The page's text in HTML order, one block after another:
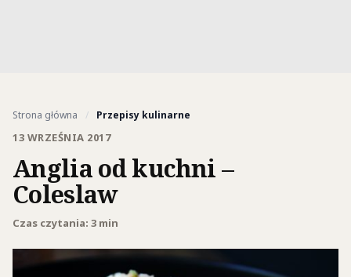
Strona główna / Przepisy kulinarne
13 WRZEŚNIA 2017
Anglia od kuchni –
Coleslaw
Czas czytania: 3 min